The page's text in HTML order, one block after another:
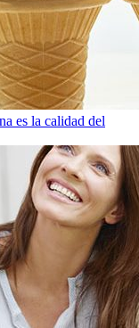
es la calidad del